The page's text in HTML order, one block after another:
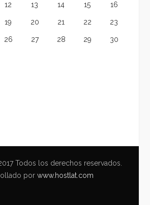
12 13 14 15 16
19 20 21 22 23
26 27 28 29 30
Todos los derechos reservados.
por www.hostlat.com